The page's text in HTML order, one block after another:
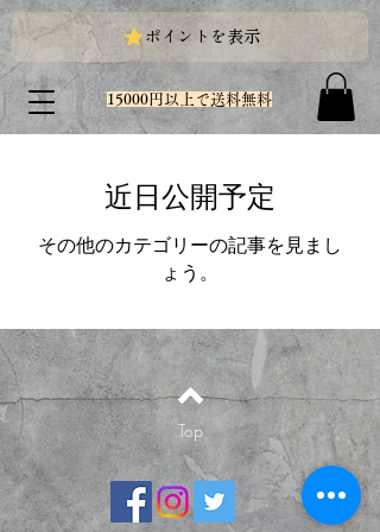
ポイントを表示
15000円以上で送料無料
近日公開予定
その他のカテゴリーの記事を見まし
ょう。
Top